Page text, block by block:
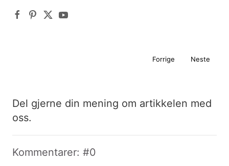
Forrige Neste
Del gjerne din mening om artikkelen med
oss.
Kommentarer: #0